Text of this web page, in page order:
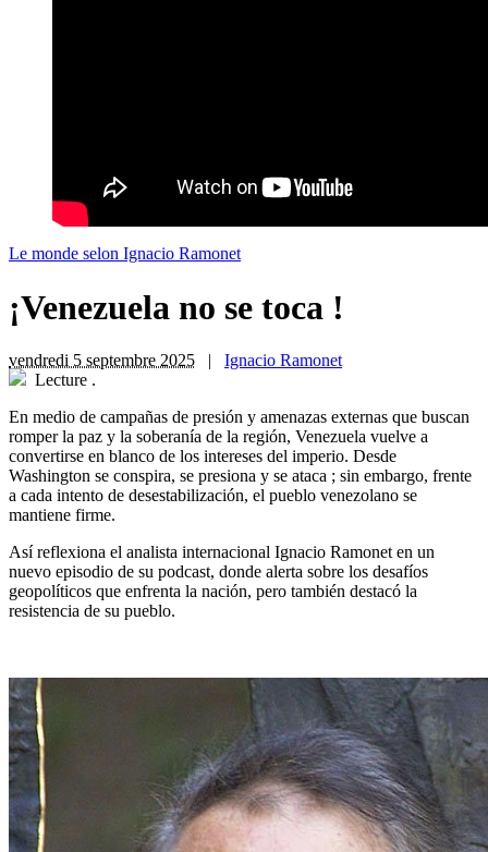
Le monde selon Ignacio Ramonet
¡Venezuela no se toca !
vendredi 5 septembre 2025 | Ignacio Ramonet
Lecture .
En medio de campañas de presión y amenazas externas que buscan
romper la paz y la soberanía de la región, Venezuela vuelve a
convertirse en blanco de los intereses del imperio. Desde
Washington se conspira, se presiona y se ataca ; sin embargo, frente
a cada intento de desestabilización, el pueblo venezolano se
mantiene firme.
Así reflexiona el analista internacional Ignacio Ramonet en un
nuevo episodio de su podcast, donde alerta sobre los desafíos
geopolíticos que enfrenta la nación, pero también destacó la
resistencia de su pueblo.